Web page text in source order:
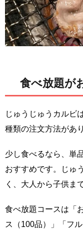
食べ放題が
じゅうじゅうカルビ
種類の注文方法があ
少し食べるなら、単
おすすめです。じゅ
く、大人から子供ま
食べ放題コースは「
ス（100品）」「フ